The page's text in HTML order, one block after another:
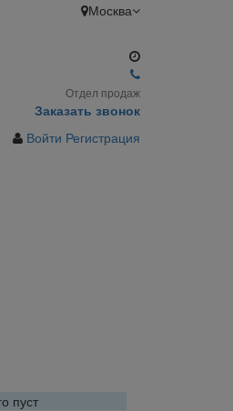
Москва
Отдел продаж
Заказать звонок
Войти Регистрация
пуст